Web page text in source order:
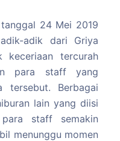
24 Mei 2019
adik dari Griya
keceriaan tercurah
para staff yang
tersebut. Berbagai
lain yang diisi
staff semakin
menunggu momen